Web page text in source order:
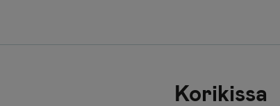
Korikissa